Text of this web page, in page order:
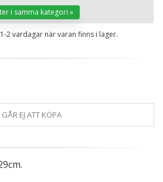
i samma kategori »
2 vardagar när varan finns i lager.
GÅR EJ ATT KÖPA